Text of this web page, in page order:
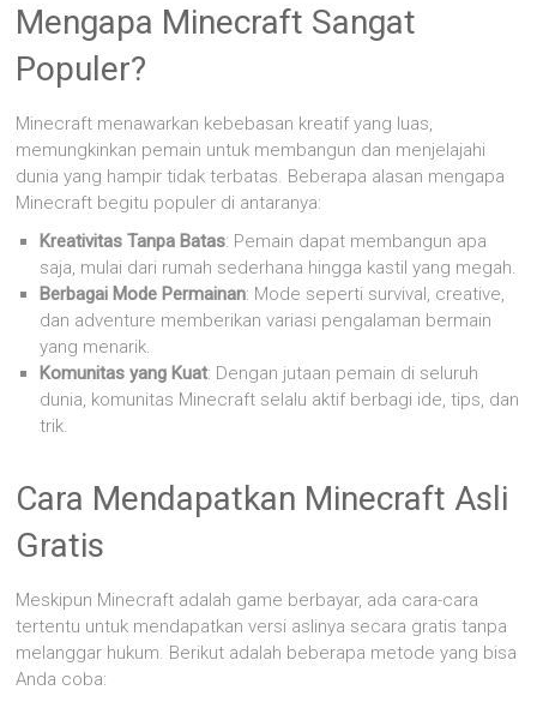
Mengapa Minecraft Sangat
Populer?
Minecraft menawarkan kebebasan kreatif yang luas,
memungkinkan pemain untuk membangun dan menjelajahi
dunia yang hampir tidak terbatas. Beberapa alasan mengapa
Minecraft begitu populer di antaranya:
Kreativitas Tanpa Batas: Pemain dapat membangun apa
saja, mulai dari rumah sederhana hingga kastil yang megah.
Berbagai Mode Permainan: Mode seperti survival, creative,
dan adventure memberikan variasi pengalaman bermain
yang menarik.
Komunitas yang Kuat: Dengan jutaan pemain di seluruh
dunia, komunitas Minecraft selalu aktif berbagi ide, tips, dan
trik.
Cara Mendapatkan Minecraft Asli
Gratis
Meskipun Minecraft adalah game berbayar, ada cara-cara
tertentu untuk mendapatkan versi aslinya secara gratis tanpa
melanggar hukum. Berikut adalah beberapa metode yang bisa
Anda coba: